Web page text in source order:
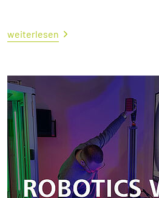
weiterlesen